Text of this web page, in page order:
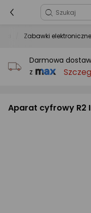
Zabawki elektroniczne
Darmowa
z
Aparat cyfrowy R2